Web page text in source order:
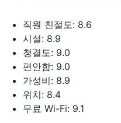
직원 친절도: 8.6
시설: 8.9
청결도: 9.0
편안함: 9.0
가성비: 8.9
위치: 8.4
무료 Wi-Fi: 9.1